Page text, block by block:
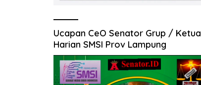
Ucapan CeO Senator Grup / Ketua
Harian SMSI Prov Lampung